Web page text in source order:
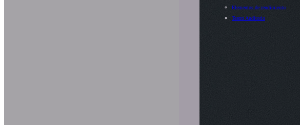
Elementos de rendimiento
Teatro Auditorio